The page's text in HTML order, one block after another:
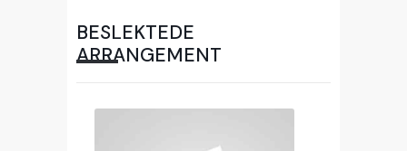
BESLEKTEDE
ARRANGEMENT